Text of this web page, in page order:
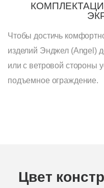
Чтобы достичь
изделий Энджел (Angel)
или с ветровой стороны
подъемное ограждение.
Цвет